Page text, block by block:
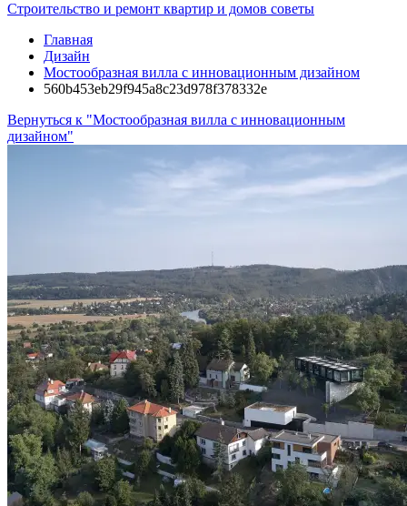
Строительство и ремонт квартир и домов советы
Главная
Дизайн
Мостообразная вилла с инновационным дизайном
560b453eb29f945a8c23d978f378332e
Вернуться к "Мостообразная вилла с инновационным
дизайном"